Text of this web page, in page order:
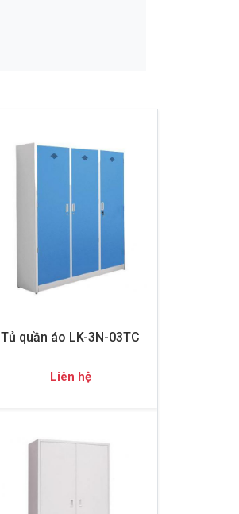
Tủ quần áo LK-3N-03TC
Liên hệ